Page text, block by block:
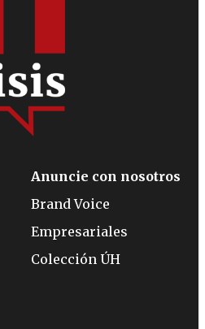
Anuncie con nosotros
Brand Voice
Empresariales
Colección ÚH